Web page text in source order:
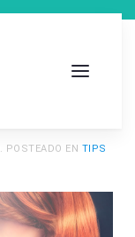
. POSTEADO EN TIPS